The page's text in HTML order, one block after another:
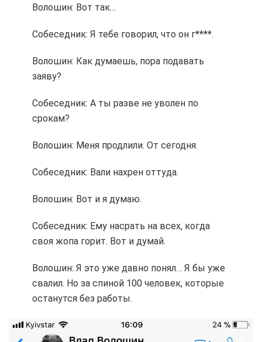
Волошин: Вот так…
Собеседник: Я тебе говорил, что он г****.
Волошин: Как думаешь, пора подавать
заяву?
Собеседник: А ты разве не уволен по
срокам?
Волошин: Меня продлили. От сегодня.
Собеседник: Вали нахрен оттуда.
Волошин: Вот и я думаю.
Собеседник: Ему насрать на всех, когда
своя жопа горит. Вот и думай.
Волошин: Я это уже давно понял… Я бы уже
свалил. Но за спиной 100 человек, которые
останутся без работы.